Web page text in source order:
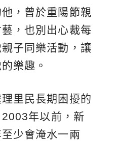
，曾於重陽節親
，也別出心裁每
子同樂活動，讓
樂趣。
里民長期困擾的
年以前，新
少會淹水一兩